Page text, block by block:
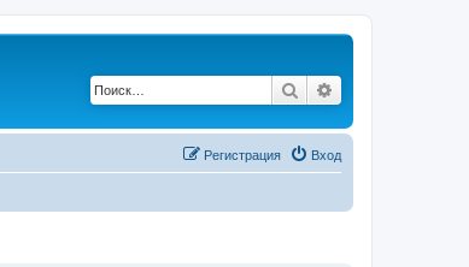
Поиск
Вход
Регистрация